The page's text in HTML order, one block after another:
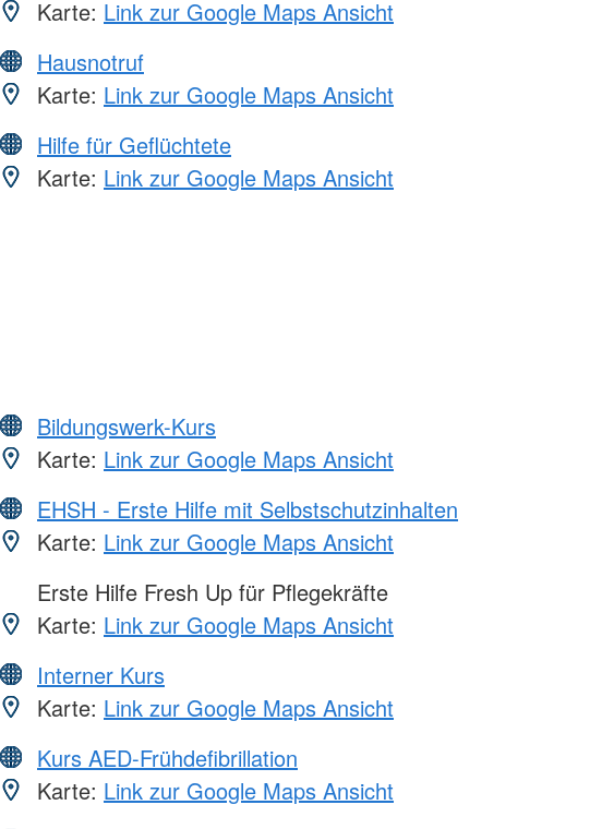
Karte: Link zur Google Maps Ansicht
Hausnotruf
Karte: Link zur Google Maps Ansicht
Hilfe für Geflüchtete
Karte: Link zur Google Maps Ansicht
Bildungswerk-Kurs
Karte: Link zur Google Maps Ansicht
EHSH - Erste Hilfe mit Selbstschutzinhalten
Karte: Link zur Google Maps Ansicht
Erste Hilfe Fresh Up für Pflegekräfte
Karte: Link zur Google Maps Ansicht
Interner Kurs
Karte: Link zur Google Maps Ansicht
Kurs AED-Frühdefibrillation
Karte: Link zur Google Maps Ansicht